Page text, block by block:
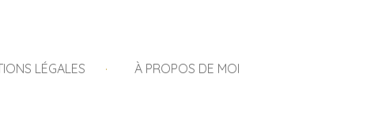
LÉGALES À PROPOS DE MOI